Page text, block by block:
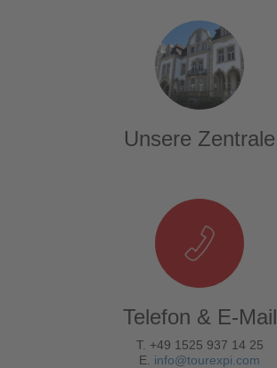
Unsere Zentrale
Telefon & E-Mail
T. +49 1525 937 14 25
E. info@tourexpi.com